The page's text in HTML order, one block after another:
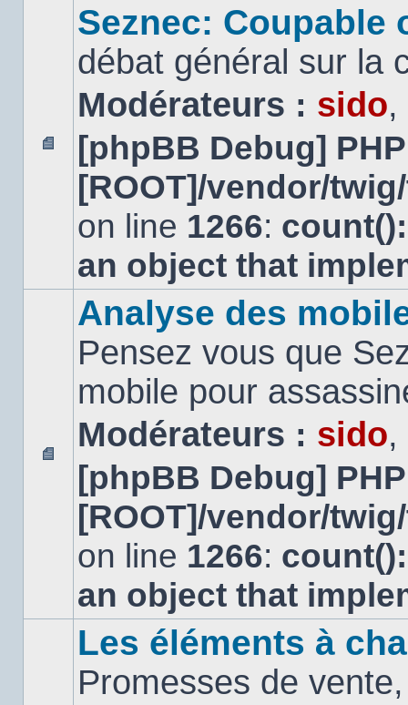
Aucun
message
non
Seznec: Coupable
débat général sur la
Modérateurs : sido,
[phpBB Debug]
[ROOT]/vendor/
on line 1266:
an object that
Aucun
message
non
Analyse des
Pensez vous que
mobile pour
Modérateurs : sido,
[phpBB Debug]
[ROOT]/vendor/
on line 1266:
an object that
Les éléments à
Promesses de